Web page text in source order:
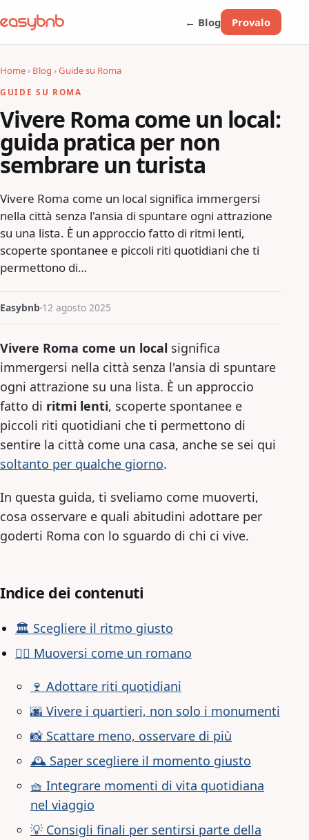
← Blog Provalo
Home› Blog ›Guide su Roma
GUIDE SU ROMA
Vivere Roma come un local:
guida pratica per non
sembrare un turista
Vivere Roma come un local significa immergersi
nella città senza l'ansia di spuntare ogni attrazione
su una lista. È un approccio fatto di ritmi lenti,
scoperte spontanee e piccoli riti quotidiani che ti
permettono di…
Easybnb 12 agosto 2025
Vivere Roma come un local significa
immergersi nella città senza l'ansia di spuntare
ogni attrazione su una lista. È un approccio
fatto di ritmi lenti, scoperte spontanee e
piccoli riti quotidiani che ti permettono di
sentire la città come una casa, anche se sei qui
soltanto per qualche giorno.
In questa guida, ti sveliamo come muoverti,
cosa osservare e quali abitudini adottare per
goderti Roma con lo sguardo di chi ci vive.
Indice dei contenuti
🏛 Scegliere il ritmo giusto
🚶‍♂️ Muoversi come un romano
🍷 Adottare riti quotidiani
🌆 Vivere i quartieri, non solo i monumenti
📸 Scattare meno, osservare di più
🕰 Saper scegliere il momento giusto
🧺 Integrare momenti di vita quotidiana
nel viaggio
💡 Consigli finali per sentirsi parte della